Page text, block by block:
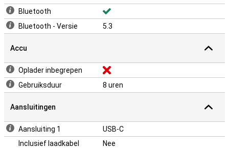
Bluetooth
Bluetooth - Versie
5.3
Accu
Oplader inbegrepen
Gebruiksduur
8 uren
Aansluitingen
Aansluiting 1
USB-C
Inclusief laadkabel
Nee